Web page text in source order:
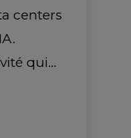
centers
qui…